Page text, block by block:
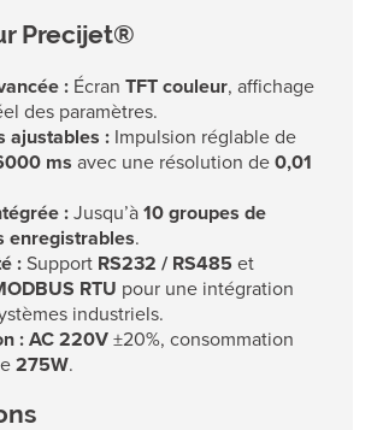
Precijet®
: Écran TFT couleur, affichage
des paramètres.
ajustables : Impulsion réglable de
ms avec une résolution de0,01
:Jusqu’à10 groupes de
enregistrables.
:Support RS232 / RS485 et
RTU pour une intégration
industriels.
:AC 220V±20%, consommation
275W.